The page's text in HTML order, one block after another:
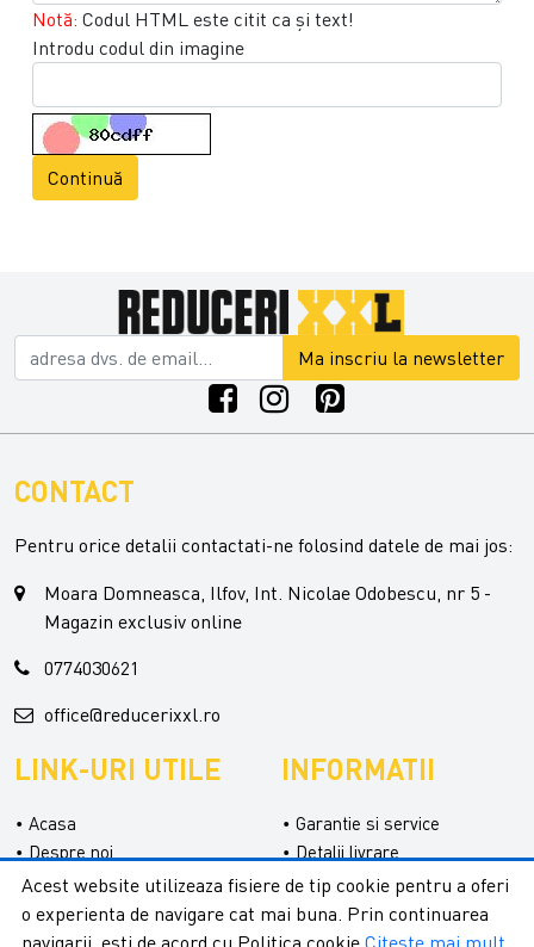
Notă: Codul HTML este citit ca şi text!
Introdu codul din imagine
Continuă
Ma inscriu la newsletter
CONTACT
Pentru orice detalii contactati-ne folosind datele de mai jos:
Moara Domneasca, Ilfov, Int. Nicolae Odobescu, nr 5 -
Magazin exclusiv online
0774030621
office@reducerixxl.ro
LINK-URI UTILE
Acasa
Despre noi
Categorii
Contact
Formular retur
INFORMATII
Garantie si service
Detalii livrare
Confidentialitate
Termeni si conditii
Acest website utilizeaza fisiere de tip cookie pentru a oferi
o experienta de navigare cat mai buna. Prin continuarea
navigarii, esti de acord cu Politica cookie Citeste mai mult